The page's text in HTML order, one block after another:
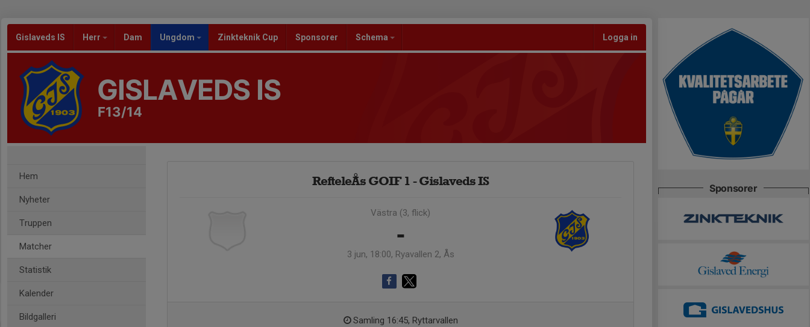
Gislaveds IS Herr Dam Ungdom Zinkteknik Cup Sponsorer Schema Logga in
GISLAVEDS IS
F13/14
Hem
Nyheter
Truppen
Matcher
Statistik
Kalender
Bildgalleri
RefteleÅs GOIF 1 - Gislaveds IS
Västra (3, flick)
-
3 jun, 18:00, Ryavallen 2, Ås
Samling 16:45, Ryttarvallen
Sponsorer